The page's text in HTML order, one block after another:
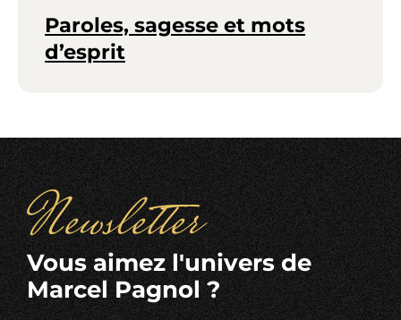
Paroles, sagesse et mots
d’esprit
Newsletter
Vous aimez l'univers de
Marcel Pagnol ?